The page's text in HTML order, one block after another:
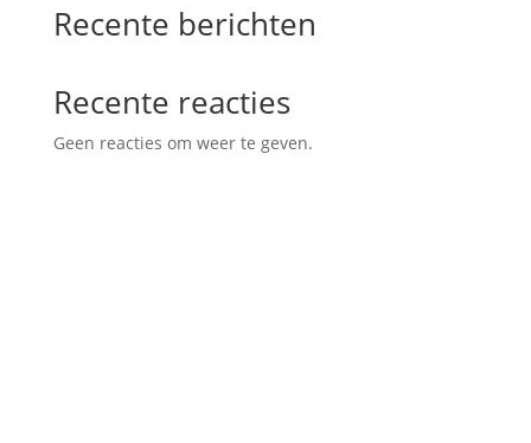
Recente berichten
Recente reacties
Geen reacties om weer te geven.